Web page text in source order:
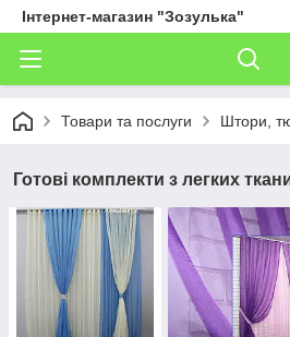
Інтернет-магазин "Зозулька"
Товари та послуги Штори,
Готові комплекти з легких